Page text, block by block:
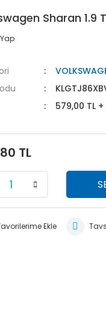
Sharan 1.9
579,00 TL +
TL